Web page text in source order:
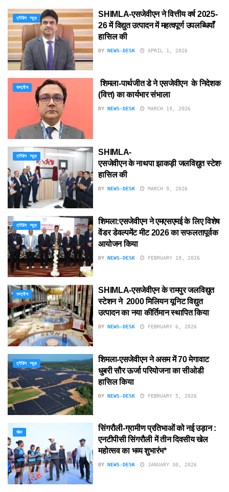
ट्रेंडिंग न्यूज़
SHIMLA-एसजेवीएन ने वित्तीय वर्ष 2025-
26 में विद्युत उत्पादन में महत्वपूर्ण उपलब्धियाँ
हासिल की
BY NEWS-DESK APRIL 1, 2026
राष्ट्रीय
शिमला-पार्थजीत डे ने एसजेवीएन के निदेशक
(वित्त) का कार्यभार संभाला
BY NEWS-DESK MARCH 19, 2026
ट्रेंडिंग न्यूज़
SHIMLA-
एसजेवीएन के नाथपा झाकड़ी जलविद्युत स्टेशन
हासिल की
BY NEWS-DESK MARCH 9, 2026
ट्रेंडिंग न्यूज़
शिमला:एसजेवीएन ने एमएसएमई के लिए विशेष
वेंडर डेवल्पमेंट मीट 2026 का सफलतापूर्वक
आयोजन किया
BY NEWS-DESK FEBRUARY 19, 2026
राष्ट्रीय
SHIMLA-एसजेवीएन के रामपुर जलविद्युत
स्टेशन ने 2000 मिलियन यूनिट विद्युत
उत्पादन का नया कीर्तिमान स्थापित किया
BY NEWS-DESK FEBRUARY 6, 2026
ट्रेंडिंग न्यूज़
शिमला-एसजेवीएन ने असम में 70 मेगावाट
धुबरी सौर ऊर्जा परियोजना का सीओडी
हासिल किया
BY NEWS-DESK FEBRUARY 5, 2026
खेल
सिंगरौली-ग्रामीण प्रतिभाओं को नई उड़ान :
एनटीपीसी सिंगरौली में तीन दिवसीय खेल
महोत्सव का भव्य शुभारंभ*
BY NEWS-DESK JANUARY 30, 2026